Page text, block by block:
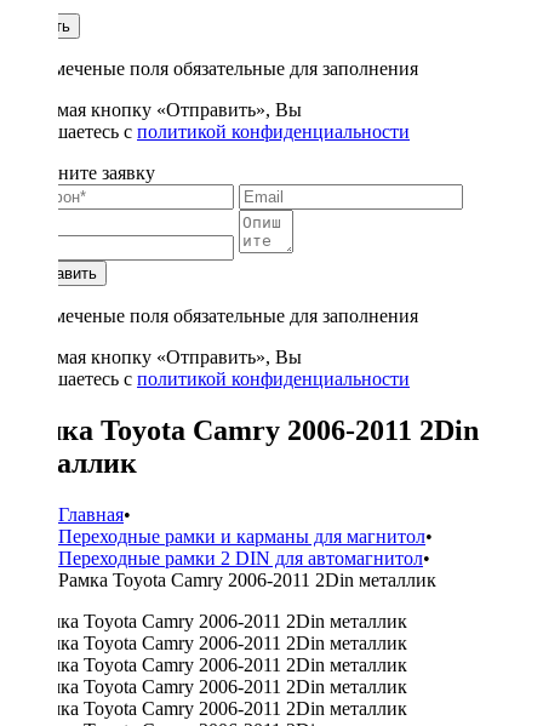
Купить
* - отмеченые поля обязательные для заполнения
Нажимая кнопку «Отправить», Вы
соглашаетесь с политикой конфиденциальности
Заполните заявку
Отправить
* - отмеченые поля обязательные для заполнения
Нажимая кнопку «Отправить», Вы
соглашаетесь с политикой конфиденциальности
Рамка Toyota Camry 2006-2011 2Din
металлик
Главная•
Переходные рамки и карманы для магнитол•
Переходные рамки 2 DIN для автомагнитол•
Рамка Toyota Camry 2006-2011 2Din металлик